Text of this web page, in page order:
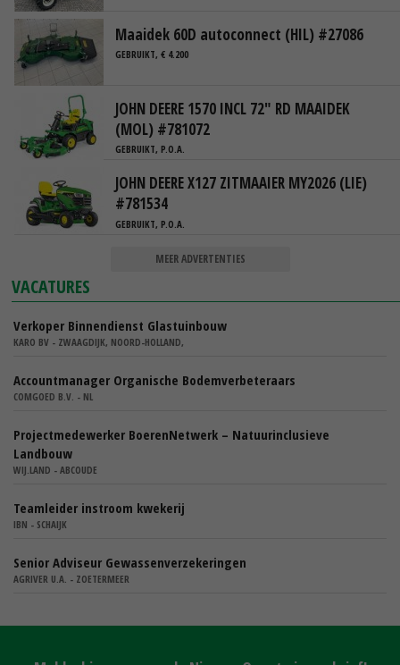
Maaidek 60D autoconnect (HIL) #27086
GEBRUIKT, € 4.200
JOHN DEERE 1570 INCL 72" RD MAAIDEK
(MOL) #781072
GEBRUIKT, P.O.A.
JOHN DEERE X127 ZITMAAIER MY2026 (LIE)
#781534
GEBRUIKT, P.O.A.
MEER ADVERTENTIES
VACATURES
Verkoper Binnendienst Glastuinbouw
KARO BV - ZWAAGDIJK, NOORD-HOLLAND,
Accountmanager Organische Bodemverbeteraars
COMGOED B.V. - NL
Projectmedewerker BoerenNetwerk – Natuurinclusieve
Landbouw
WIJ.LAND - ABCOUDE
Teamleider instroom kwekerij
IBN - SCHAIJK
Senior Adviseur Gewassenverzekeringen
AGRIVER U.A. - ZOETERMEER